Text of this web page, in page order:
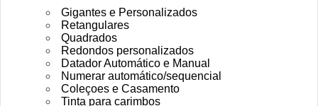
Gigantes e Personalizados
Retangulares
Quadrados
Redondos personalizados
Datador Automático e Manual
Numerar automático/sequencial
Coleçoes e Casamento
Tinta para carimbos